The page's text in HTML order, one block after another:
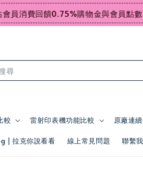
費回饋0.75%購物金與會員點數！
尋
較 雷射印表機功能比較 原廠連
| 拉克你說看看 線上常見問題 聯繫